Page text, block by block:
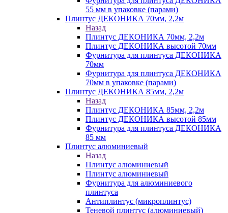
55 мм в упаковке (парами)
Плинтус ДЕКОНИКА 70мм, 2,2м
Назад
Плинтус ДЕКОНИКА 70мм, 2,2м
Плинтус ДЕКОНИКА высотой 70мм
Фурнитура для плинтуса ДЕКОНИКА
70мм
Фурнитура для плинтуса ДЕКОНИКА
70мм в упаковке (парами)
Плинтус ДЕКОНИКА 85мм, 2,2м
Назад
Плинтус ДЕКОНИКА 85мм, 2,2м
Плинтус ДЕКОНИКА высотой 85мм
Фурнитура для плинтуса ДЕКОНИКА
85 мм
Плинтус алюминиевый
Назад
Плинтус алюминиевый
Плинтус алюминиевый
Фурнитура для алюминиевого
плинтуса
Антиплинтус (микроплинтус)
Теневой плинтус (алюминиевый)